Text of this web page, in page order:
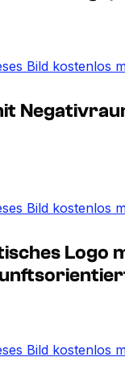
Bild kostenlos
Bild kostenlos
Logo
Bild kostenlos